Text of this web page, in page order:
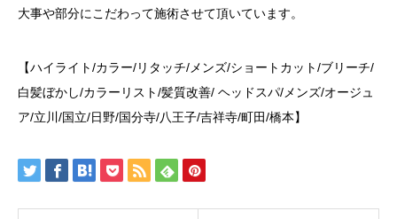
大事や部分にこだわって施術させて頂いています。
【ハイライト/カラー/リタッチ/メンズ/ショートカット/ブリーチ/
白髪ぼかし/カラーリスト/髪質改善/ ヘッドスパ/メンズ/オージュ
ア/立川/国立/日野/国分寺/八王子/吉祥寺/町田/橋本】